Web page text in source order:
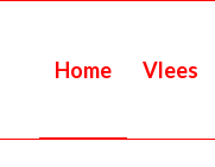
Home Vlees